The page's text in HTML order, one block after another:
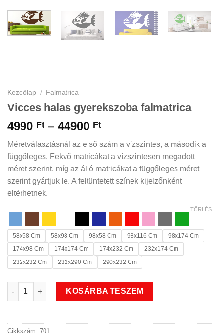
Kezdőlap / Falmatrica
Vicces halas gyerekszoba falmatrica
4990 Ft – 44900 FtÁrtartomány:
4990 Ft
-
44900 Ft
Méretválasztásnál az első szám a vízszintes, a második a
függőleges. Fekvő matricákat a vízszintesen megadott
méret szerint, míg az álló matricákat a függőleges méret
szerint gyártjuk le. A feltüntetett színek kijelzőnként
eltérhetnek.
58x58 Cm 58x98 Cm 98x58 Cm 98x116 Cm
98x174 Cm
174x98 Cm
174x174 Cm 174x232 Cm
232x174 Cm
232x232 Cm
232x290 Cm 290x232 Cm
TÖRLÉS
Vicces halas gyerekszoba falmatrica mennyiség
KOSÁRBA TESZEM
Cikkszám: 701